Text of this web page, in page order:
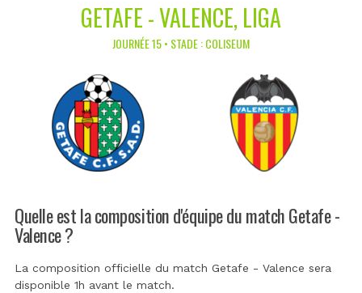
GETAFE - VALENCE, LIGA
JOURNÉE 15 • STADE : COLISEUM
Quelle est la composition d'équipe du match Getafe -
Valence ?
La composition officielle du match Getafe - Valence sera
disponible 1h avant le match.